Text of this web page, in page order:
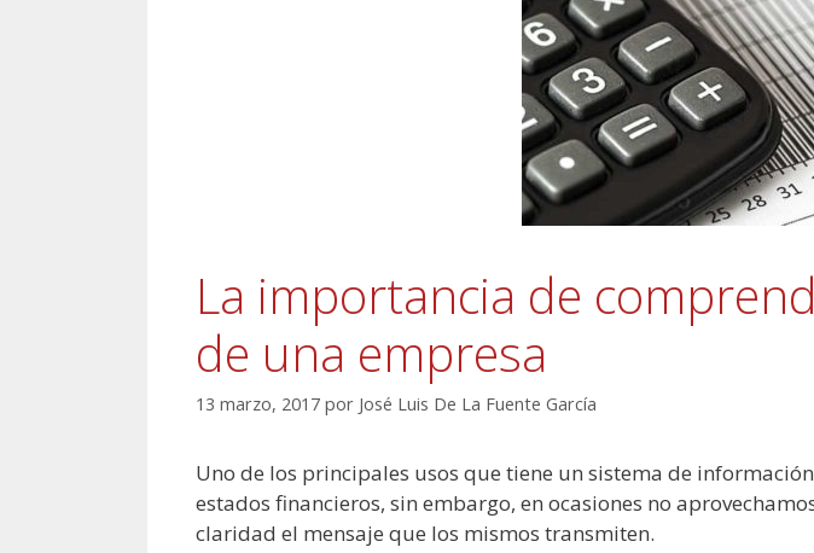
La importancia de
de una empresa
13 marzo, 2017 por José Luis De La Fuente García
Uno de los principales usos que tiene un sistema de
estados financieros, sin embargo, en ocasiones no
claridad el mensaje que los mismos transmiten.